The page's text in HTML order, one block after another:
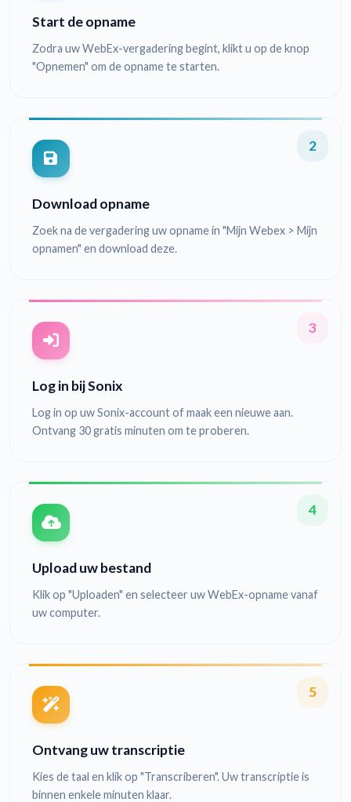
Start de opname
Zodra uw WebEx-vergadering begint, klikt u op de knop
"Opnemen" om de opname te starten.
2
Download opname
Zoek na de vergadering uw opname in "Mijn Webex > Mijn
opnamen" en download deze.
3
Log in bij Sonix
Log in op uw Sonix-account of maak een nieuwe aan.
Ontvang 30 gratis minuten om te proberen.
4
Upload uw bestand
Klik op "Uploaden" en selecteer uw WebEx-opname vanaf
uw computer.
5
Ontvang uw transcriptie
Kies de taal en klik op "Transcriberen". Uw transcriptie is
binnen enkele minuten klaar.